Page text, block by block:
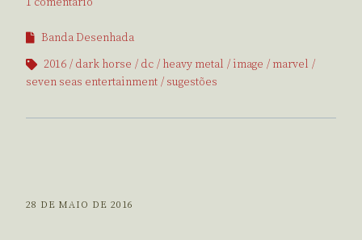
Banda Desenhada
2016
dark horse dc heavy metal image
marvel
seven seas entertainment
sugestões
28 DE MAIO DE 2016